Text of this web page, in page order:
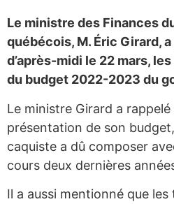
Le ministre des Finances
québécois, M. Éric Girard,
d’après-midi le 22 mars,
du budget 2022-2023 du
Le ministre Girard a
présentation de son
caquiste a dû composer
cours deux dernières
Il a aussi mentionné que